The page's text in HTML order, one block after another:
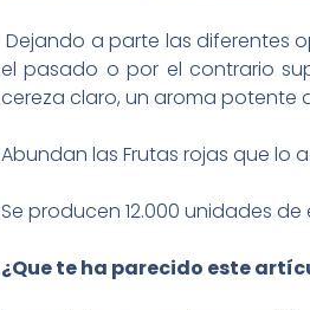
Dejando a parte las diferentes
el pasado o por el contrario
cereza claro, un aroma potente
Abundan las Frutas rojas que
Se producen 12.000 unidades
¿Que te ha parecido este